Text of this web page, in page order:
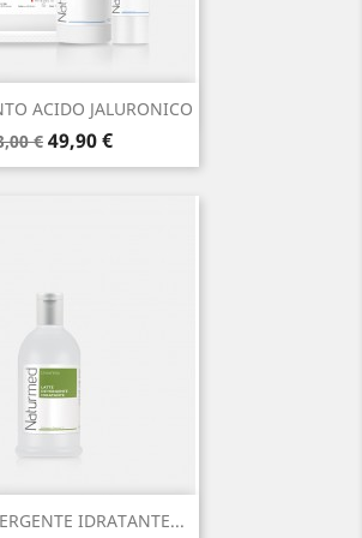
ACIDO JALURONICO
€ Prezzo
49,90 €
Anteprima
IDRATANTE...
Anteprima